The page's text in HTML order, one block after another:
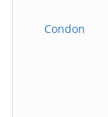
Condon